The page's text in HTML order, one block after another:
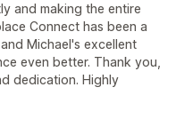
and making the entire
Connect has been a
Michael's excellent
even better. Thank you,
dedication. Highly